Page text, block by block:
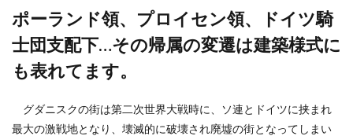
ポーランド領、プロイセン領、ドイツ騎
士団支配下…その帰属の変遷は建築様式に
も表れてます。
グダニスクの街は第二次世界大戦時に、ソ連とドイツに挟まれ
最大の激戦地となり、壊滅的に破壊され廃墟の街となってしまい